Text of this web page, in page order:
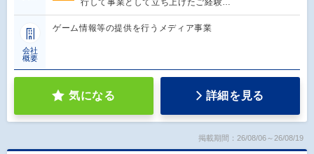
行して事業として立ち上げたご経験…
会社
概要
ゲーム情報等の提供を行うメディア事業
気になる 詳細を見る
掲載期間：26/08/06～26/08/19